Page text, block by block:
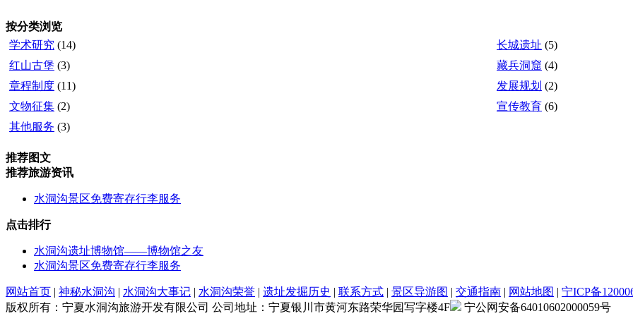
按分类浏览
学术研究 (14) 长城遗址 (5)
红山古堡 (3) 藏兵洞窟 (4)
章程制度 (11) 发展规划 (2)
文物征集 (2) 宣传教育 (6)
其他服务 (3)
推荐图文
推荐旅游资讯
水洞沟景区免费寄存行李服务
点击排行
水洞沟遗址博物馆——博物馆之友
水洞沟景区免费寄存行李服务
网站首页 | 神秘水洞沟 | 水洞沟大事记 | 水洞沟荣誉 | 遗址发掘历史 | 联系方式 | 景区导游图 | 交通指南 | 网站地图 | 宁ICP备
版权所有：宁夏水洞沟旅游开发有限公司 公司地址：宁夏银川市黄河东路荣华园写字楼4F
宁公网安备64010602000059号